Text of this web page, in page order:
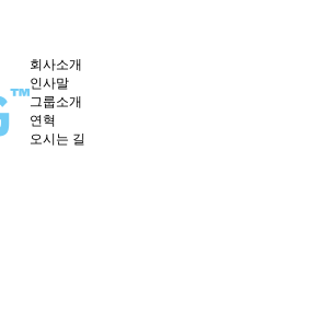
회사소개
인사말
그룹소개
연혁
오시는 길